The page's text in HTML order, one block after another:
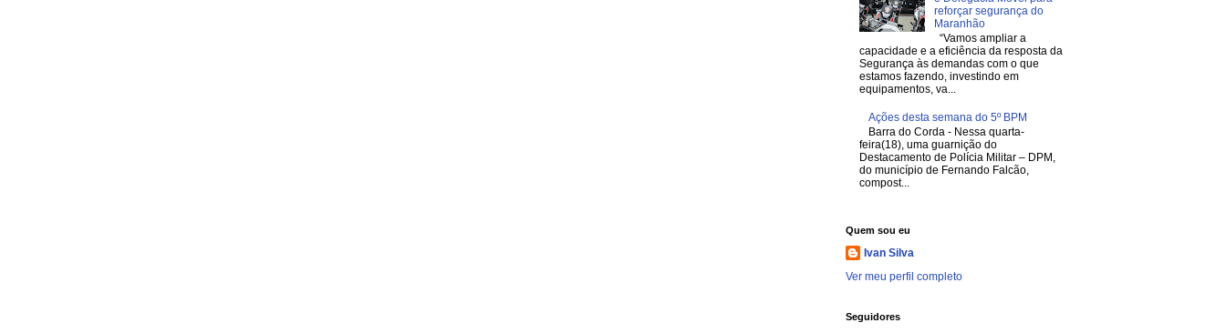
reforçar segurança do
Maranhão
“Vamos ampliar a
capacidade e a eficiência da resposta da
Segurança às demandas com o que
estamos fazendo, investindo em
equipamentos, va...
Ações desta semana do 5º BPM
Barra do Corda - Nessa quarta-
feira(18), uma guarnição do
Destacamento de Polícia Militar – DPM,
do município de Fernando Falcão,
compost...
Quem sou eu
Ivan Silva
Ver meu perfil completo
Seguidores